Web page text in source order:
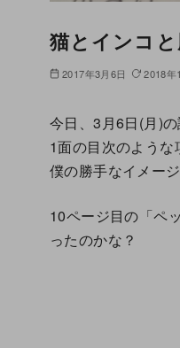
猫とインコ
2017年3月6日 2018年
今日、3月6日(月)
1面の目次のような
僕の勝手なイメー
10ページ目の「ペ
ったのかな？